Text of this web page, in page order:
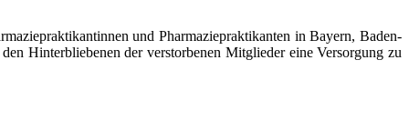
und Pharmaziepraktikanten in Bayern, Baden-
Hinterbliebenen der verstorbenen Mitglieder eine Versorgung zu